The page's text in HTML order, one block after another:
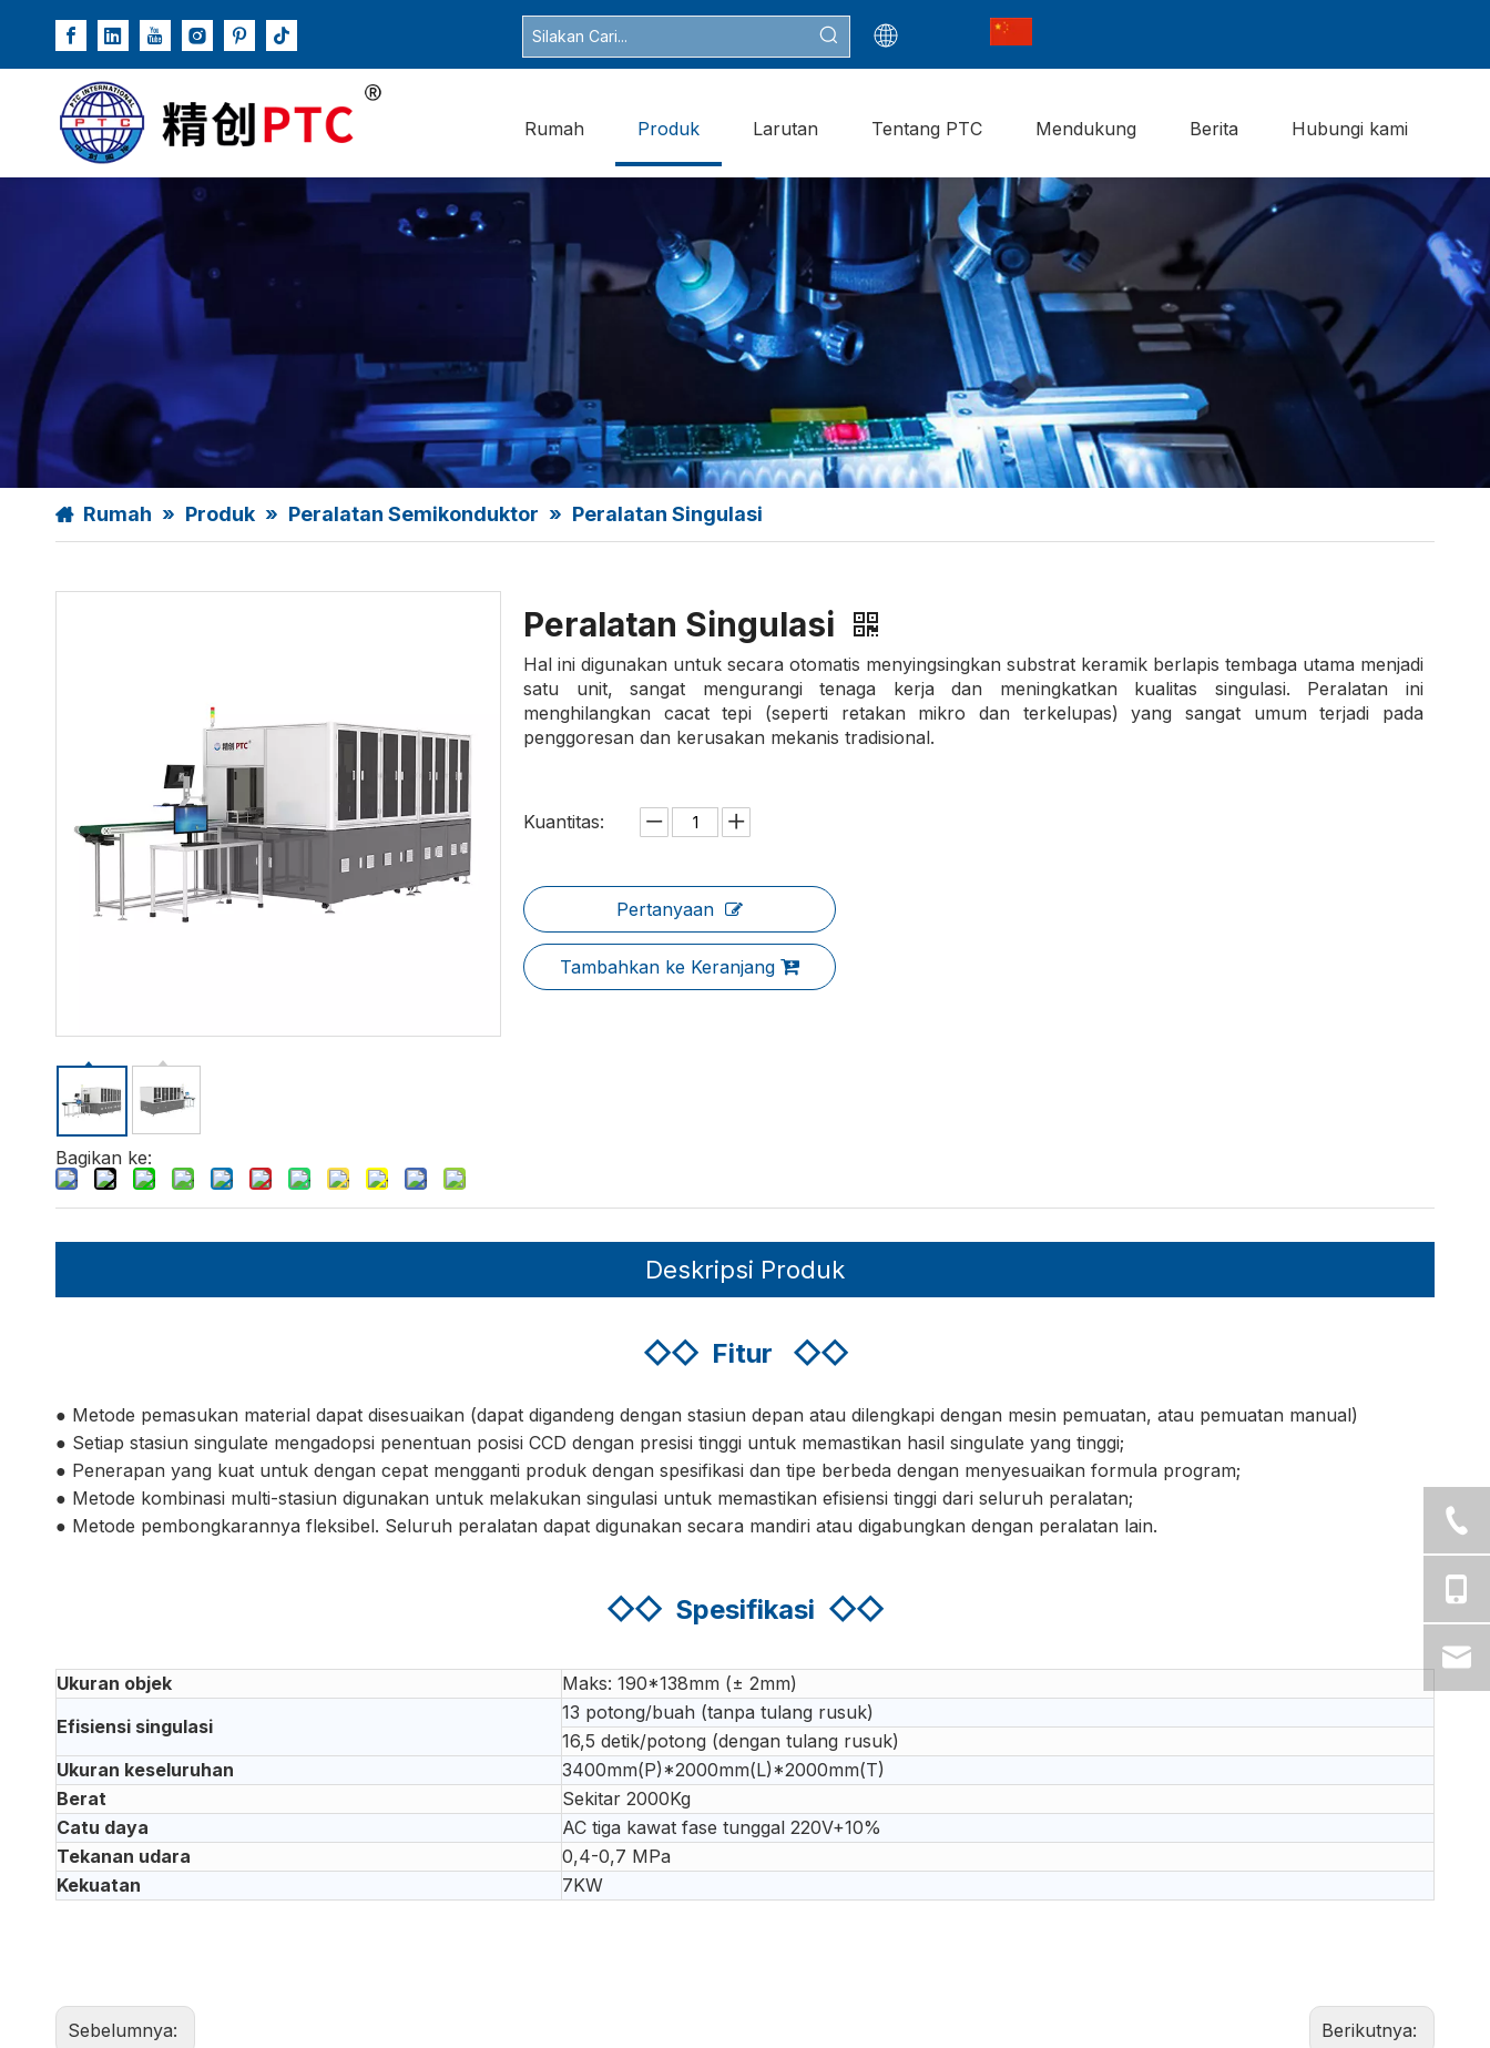
Rumah Produk Larutan Tentang PTC Mendukung Berita Hubungi kami
Rumah » Produk » Peralatan Semikonduktor » Peralatan Singulasi
Bagikan ke:
Peralatan Singulasi
Hal ini digunakan untuk secara otomatis menyingsingkan substrat keramik berlapis tembaga utama menjadi
satu unit, sangat mengurangi tenaga kerja dan meningkatkan kualitas singulasi. Peralatan ini
menghilangkan cacat tepi (seperti retakan mikro dan terkelupas) yang sangat umum terjadi pada
penggoresan dan kerusakan mekanis tradisional.
Kuantitas:
Pertanyaan
Tambahkan ke Keranjang
Deskripsi Produk
◇◇ Fitur ◇◇
● Metode pemasukan material dapat disesuaikan (dapat digandeng dengan stasiun depan atau dilengkapi dengan mesin pemuatan, atau pemuatan manual)
● Setiap stasiun singulate mengadopsi penentuan posisi CCD dengan presisi tinggi untuk memastikan hasil singulate yang tinggi;
● Penerapan yang kuat untuk dengan cepat mengganti produk dengan spesifikasi dan tipe berbeda dengan menyesuaikan formula program;
● Metode kombinasi multi-stasiun digunakan untuk melakukan singulasi untuk memastikan efisiensi tinggi dari seluruh peralatan;
● Metode pembongkarannya fleksibel. Seluruh peralatan dapat digunakan secara mandiri atau digabungkan dengan peralatan lain.
◇◇ Spesifikasi ◇◇
Ukuran objek
Maks: 190*138mm (± 2mm)
Efisiensi singulasi
13 potong/buah (tanpa tulang rusuk)
16,5 detik/potong (dengan tulang rusuk)
Ukuran keseluruhan
3400mm(P)*2000mm(L)*2000mm(T)
Berat
Sekitar 2000Kg
Catu daya
AC tiga kawat fase tunggal 220V+10%
Tekanan udara
0,4-0,7 MPa
Kekuatan
7KW
Sebelumnya: Berikutnya: